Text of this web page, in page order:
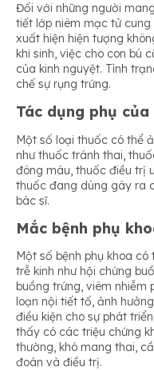
Đối với những người
tiết lớp niêm mạc tử
xuất hiện hiện tượng
khi sinh, việc cho con bú
của kinh nguyệt. Tình
chế sự rụng trứng.
Tác dụng phụ của
Một số loại thuốc có thể
như thuốc tránh thai,
đông máu, thuốc điều trị
thuốc đang dùng gây ra
bác sĩ.
Mắc bệnh phụ
Một số bệnh phụ khoa
trễ kinh như hội chứng
buồng trứng, viêm nhiễm
loạn nội tiết tố, ảnh
điều kiện cho sự phát
thấy có các triệu chứng
thường, khó mang thai,
đoán và điều trị.